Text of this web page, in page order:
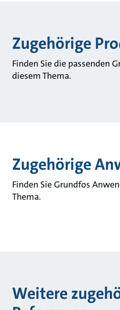
Zugehörige
Finden Sie die passenden
diesem Thema.
Zugehörige
Finden Sie Grundfos
Thema.
Weitere